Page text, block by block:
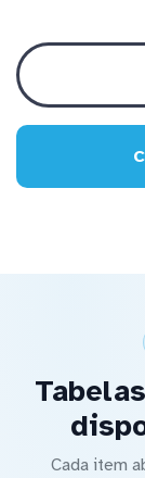
Cada item